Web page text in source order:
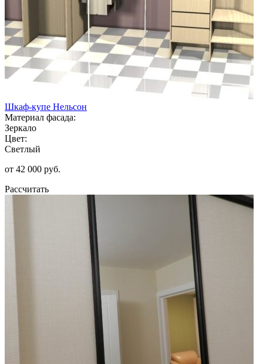
Шкаф-купе Нельсон
Материал фасада:
Зеркало
Цвет:
Светлый
от 42 000 руб.
Рассчитать